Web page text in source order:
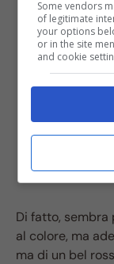
Di fatto,
al colore, ma
ma di un bel
Some vendors
of legitimate
your options
or in the site
and cookie